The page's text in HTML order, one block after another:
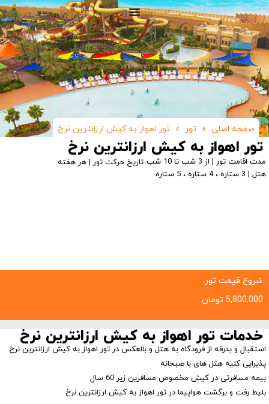
صفحه اصلی » تور » تور اهواز به کیش ارزانترین نرخ
تور اهواز به کیش ارزانترین نرخ
مدت اقامت تور | از 3 شب تا 10 شب
تاریخ حرکت تور | هر هفته
هتل | 3 ستاره ، 4 ستاره ، 5 ستاره
شروع قیمت تور:
5,800,000 تومان
خدمات تور اهواز به کیش ارزانترین نرخ
استقبال و بدرقه از فرودگاه به هتل و بالعکس در تور اهواز به کیش ارزانترین نرخ
پذیرایی کلیه هتل های با صبحانه
بیمه مسافرتی در کیش مخصوص مسافرین زیر 60 سال
بلیط رفت و برگشت هواپیما در تور اهواز به کیش ارزانترین نرخ